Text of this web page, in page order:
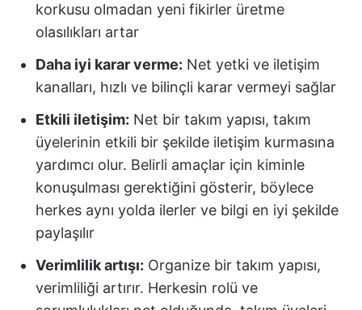
korkusu olmadan yeni fikirler üretme
olasılıkları artar
Daha iyi karar verme: Net yetki ve iletişim
kanalları, hızlı ve bilinçli karar vermeyi sağlar
Etkili iletişim: Net bir takım yapısı, takım
üyelerinin etkili bir şekilde iletişim kurmasına
yardımcı olur. Belirli amaçlar için kiminle
konuşulması gerektiğini gösterir, böylece
herkes aynı yolda ilerler ve bilgi en iyi şekilde
paylaşılır
Verimlilik artışı: Organize bir takım yapısı,
verimliliği artırır. Herkesin rolü ve